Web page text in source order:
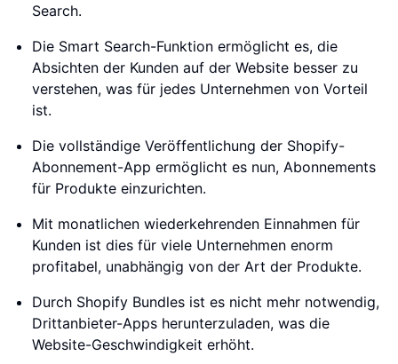
Search.
Die Smart Search-Funktion ermöglicht es, die
Absichten der Kunden auf der Website besser zu
verstehen, was für jedes Unternehmen von Vorteil
ist.
Die vollständige Veröffentlichung der Shopify-
Abonnement-App ermöglicht es nun, Abonnements
für Produkte einzurichten.
Mit monatlichen wiederkehrenden Einnahmen für
Kunden ist dies für viele Unternehmen enorm
profitabel, unabhängig von der Art der Produkte.
Durch Shopify Bundles ist es nicht mehr notwendig,
Drittanbieter-Apps herunterzuladen, was die
Website-Geschwindigkeit erhöht.